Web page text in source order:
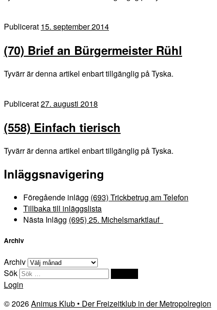
Publicerat 15. september 2014
(70) Brief an Bürgermeister Rühl
Tyvärr är denna artikel enbart tillgänglig på Tyska.
Publicerat27. augusti 2018
(558) Einfach tierisch
Tyvärr är denna artikel enbart tillgänglig på Tyska.
Inläggsnavigering
Föregående inlägg (693) Trickbetrug am Telefon
Tillbaka till inläggslista
Nästa Inlägg (695) 25. Michelsmarktlauf
Archiv
Archiv
Sök
Login
© 2026Animus Klub • Der Freizeitklub in der Metropolregion